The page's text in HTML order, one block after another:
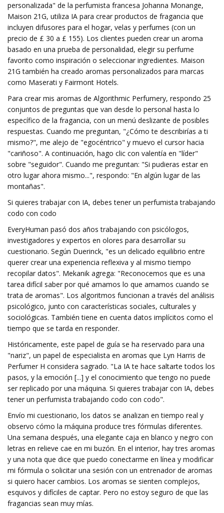
personalizada" de la perfumista francesa Johanna Monange,
Maison 21G, utiliza IA para crear productos de fragancia que
incluyen difusores para el hogar, velas y perfumes (con un
precio de £ 30 a £ 155). Los clientes pueden crear un aroma
basado en una prueba de personalidad, elegir su perfume
favorito como inspiración o seleccionar ingredientes. Maison
21G también ha creado aromas personalizados para marcas
como Maserati y Fairmont Hotels.
Para crear mis aromas de Algorithmic Perfumery, respondo 25
conjuntos de preguntas que van desde lo personal hasta lo
específico de la fragancia, con un menú deslizante de posibles
respuestas. Cuando me preguntan, "¿Cómo te describirías a ti
mismo?", me alejo de "egocéntrico" y muevo el cursor hacia
"cariñoso". A continuación, hago clic con valentía en "líder"
sobre "seguidor". Cuando me preguntan: "Si pudieras estar en
otro lugar ahora mismo...", respondo: "En algún lugar de las
montañas".
Si quieres trabajar con IA, debes tener un perfumista trabajando
codo con codo
EveryHuman pasó dos años trabajando con psicólogos,
investigadores y expertos en olores para desarrollar su
cuestionario. Según Duerinck, "es un delicado equilibrio entre
querer crear una experiencia reflexiva y al mismo tiempo
recopilar datos". Mekanik agrega: "Reconocemos que es una
tarea difícil saber por qué amamos lo que amamos cuando se
trata de aromas". Los algoritmos funcionan a través del análisis
psicológico, junto con características sociales, culturales y
sociológicas. También tiene en cuenta datos implícitos como el
tiempo que se tarda en responder.
Históricamente, este papel de guía se ha reservado para una
"nariz", un papel de especialista en aromas que Lyn Harris de
Perfumer H considera sagrado. "La IA te hace saltarte todos los
pasos, y la emoción [...] y el conocimiento que tengo no puede
ser replicado por una máquina. Si quieres trabajar con IA, debes
tener un perfumista trabajando codo con codo".
Envío mi cuestionario, los datos se analizan en tiempo real y
observo cómo la máquina produce tres fórmulas diferentes.
Una semana después, una elegante caja en blanco y negro con
letras en relieve cae en mi buzón. En el interior, hay tres aromas
y una nota que dice que puedo conectarme en línea y modificar
mi fórmula o solicitar una sesión con un entrenador de aromas
si quiero hacer cambios. Los aromas se sienten complejos,
esquivos y difíciles de captar. Pero no estoy seguro de que las
fragancias sean muy mías.